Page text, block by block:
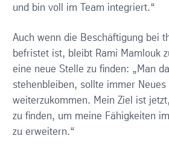
und bin voll im Team integriert.“
Auch wenn die Beschäftigung bei
befristet ist, bleibt Rami Mamlouk
eine neue Stelle zu finden: „Man
stehenbleiben, sollte immer Neues
weiterzukommen. Mein Ziel ist
zu finden, um meine Fähigkeiten
zu erweitern.“